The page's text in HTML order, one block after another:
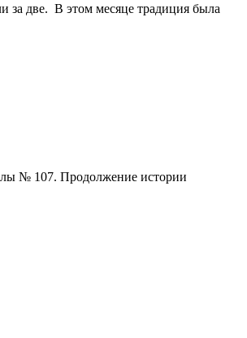
за две. В этом месяце традиция была
№ 107. Продолжение истории